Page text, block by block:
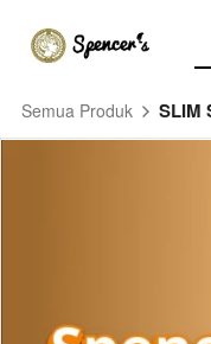
Semua Produk SLIM